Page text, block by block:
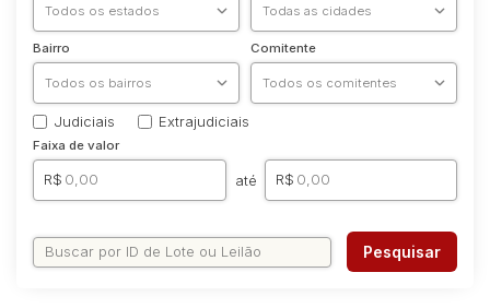
Bairro Comitente
Judiciais Extrajudiciais
Faixa de valor
R$ até R$
Pesquisar